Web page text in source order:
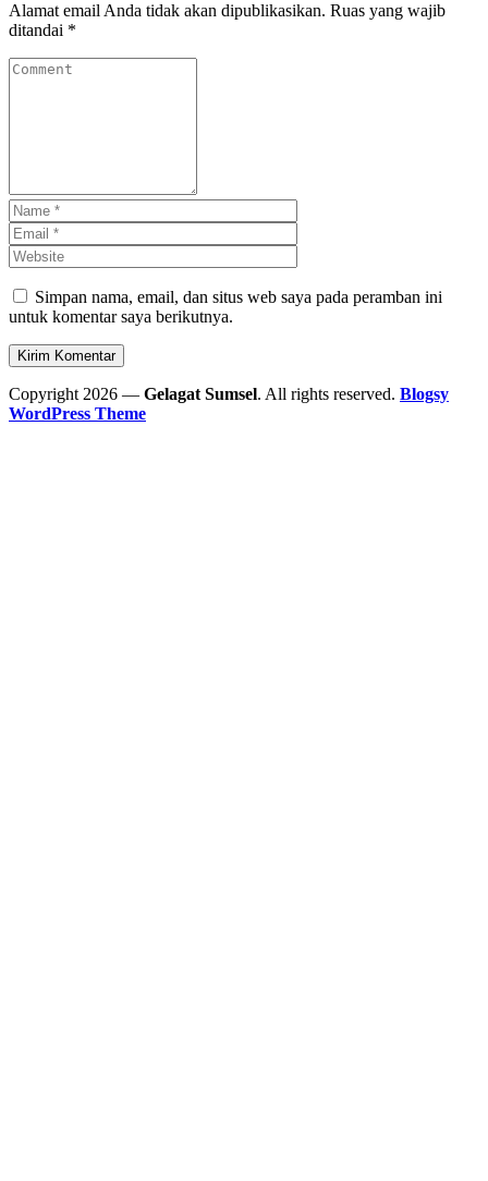
Alamat email Anda tidak akan dipublikasikan. Ruas yang wajib
ditandai *
Simpan nama, email, dan situs web saya pada peramban ini
untuk komentar saya berikutnya.
Copyright 2026 — Gelagat Sumsel. All rights reserved. Blogsy
WordPress Theme